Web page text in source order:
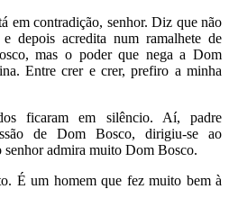
em contradição, senhor. Diz que não
depois acredita num ramalhete de
mas o poder que nega a Dom
Entre crer e crer, prefiro a minha
ficaram em silêncio. Aí, padre
de Dom Bosco, dirigiu-se ao
senhor admira muito Dom Bosco.
É um homem que fez muito bem à